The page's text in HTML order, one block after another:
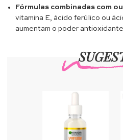
Fórmulas combinadas com
vitamina E, ácido ferúlico ou
aumentam o poder